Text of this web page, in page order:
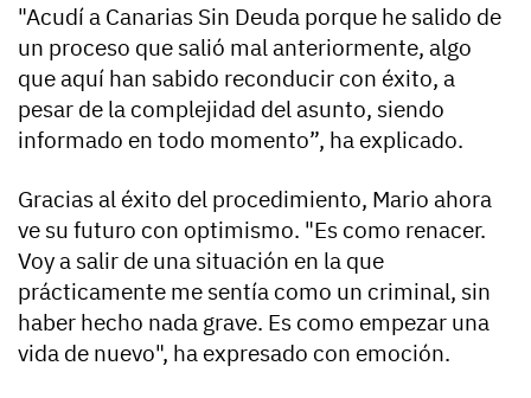
"Acudí a Canarias Sin Deuda porque he salido de
un proceso que salió mal anteriormente, algo
que aquí han sabido reconducir con éxito, a
pesar de la complejidad del asunto, siendo
informado en todo momento”, ha explicado.
Gracias al éxito del procedimiento, Mario ahora
ve su futuro con optimismo. "Es como renacer.
Voy a salir de una situación en la que
prácticamente me sentía como un criminal, sin
haber hecho nada grave. Es como empezar una
vida de nuevo", ha expresado con emoción.